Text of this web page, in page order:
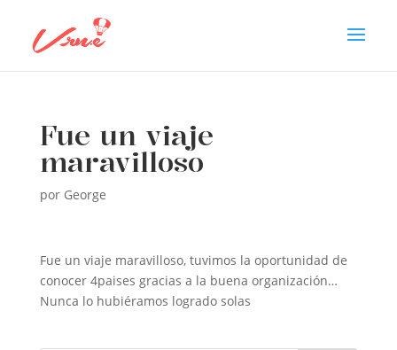
Fue un viaje
maravilloso
por George
Fue un viaje maravilloso, tuvimos la oportunidad de
conocer 4paises gracias a la buena organización…
Nunca lo hubiéramos logrado solas